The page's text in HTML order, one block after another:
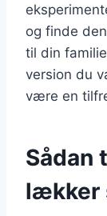
og finde
til din
version du
være en
Sådan
lækker